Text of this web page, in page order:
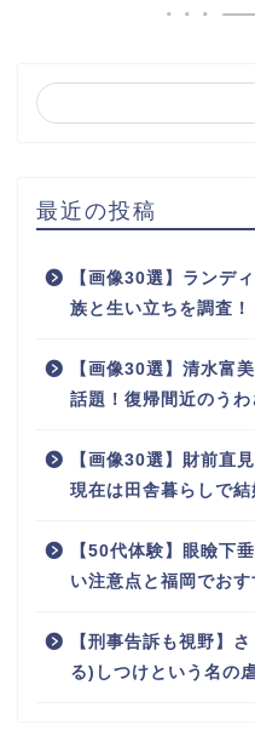
最近の投稿
【画像30選】ランデ
族と生い立ちを調査！
【画像30選】清水富
話題！復帰間近のうわ
【画像30選】財前直
現在は田舎暮らしで結
【50代体験】眼瞼下
い注意点と福岡でおす
【刑事告訴も視野】
る)しつけという名の